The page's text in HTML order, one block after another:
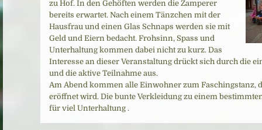
zu Hof. In den Gehöften werden die Zamperer
bereits erwartet. Nach einem Tänzchen mit der
Hausfrau und einen Glas Schnaps werden sie mit
Geld und Eiern bedacht. Frohsinn, Spass und
Unterhaltung kommen dabei nicht zu kurz. Das
Interesse an dieser Veranstaltung drückt sich durch die
und die aktive Teilnahme aus.
Am Abend kommen alle Einwohner zum Faschingstanz,
eröffnet wird. Die bunte Verkleidung zu einem
für viel Unterhaltung .